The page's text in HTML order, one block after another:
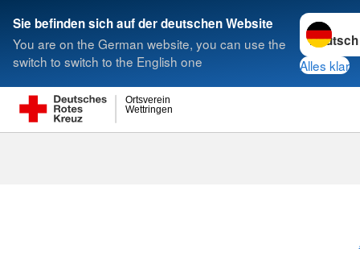
Sie befinden sich auf der deutschen Website
You are on the German website, you can use the
switch to switch to the English one
Sprache
Alles klar
Wettringen
Ortsverein
Suche